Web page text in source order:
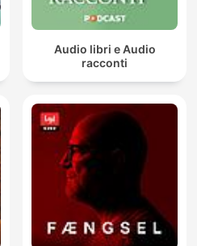
Audio libri e Audio
racconti